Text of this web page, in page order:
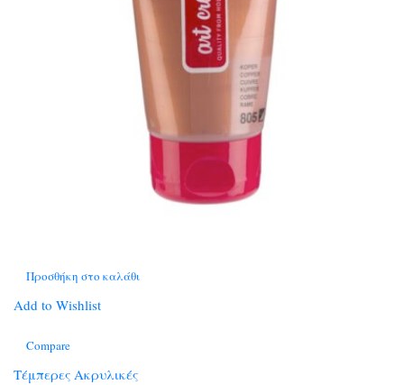
Προσθήκη στο καλάθι
Add to Wishlist
Compare
Τέμπερες Ακρυλικές